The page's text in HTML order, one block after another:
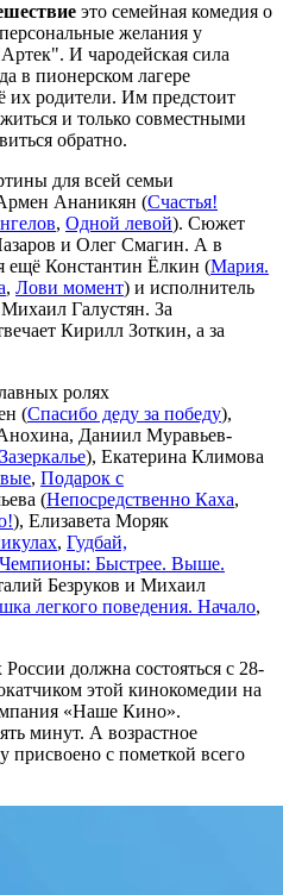
это семейная комедия о
желания у
И чародейская сила
в пионерском лагере
их родители. Им предстоит
и только совместными
обратно.
для всей семьи
Ананикян (Счастья!
, Одной левой). Сюжет
и Олег Смагин. А в
ещё Константин Ёлкин (Мария.
, Лови момент) и исполнитель
Галустян. За
Кирилл Зоткин, а за
ролях
(Спасибо деду за победу),
Даниил Муравьев-
), Екатерина Климова
, Подарок с
(Непосредственно Каха,
), Елизавета Моряк
, Гудбай,
Чемпионы: Быстрее. Выше.
Безруков и Михаил
легкого поведения. Начало,
должна состояться с 28-
этой кинокомедии на
«Наше Кино».
минут. А возрастное
присвоено с пометкой всего